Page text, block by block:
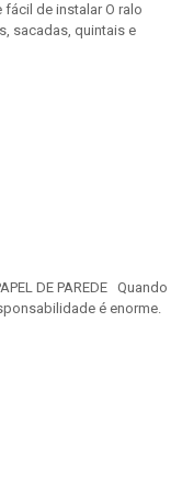
de instalar O ralo
sacadas, quintais e
DE PAREDE Quando
é enorme.